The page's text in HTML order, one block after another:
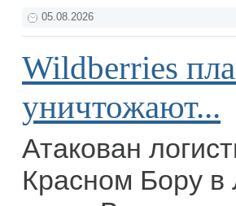
05.08.2026
Wildberries
уничтожают...
Атакован
Красном Бору в